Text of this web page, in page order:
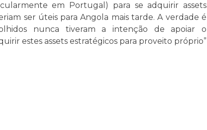
em Portugal) para se adquirir assets
ser úteis para Angola mais tarde. A verdade é
nunca tiveram a intenção de apoiar o
estes assets estratégicos para proveito próprio”